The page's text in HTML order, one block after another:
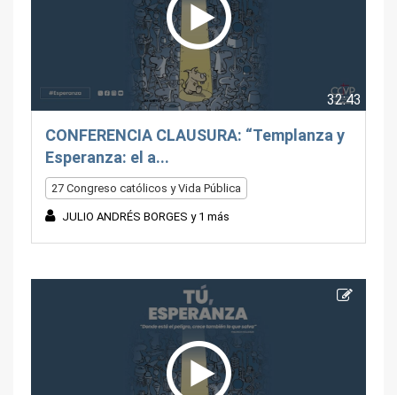
32:43
CONFERENCIA CLAUSURA: “Templanza y
Esperanza: el a...
27 Congreso católicos y Vida Pública
JULIO ANDRÉS BORGES y 1 más